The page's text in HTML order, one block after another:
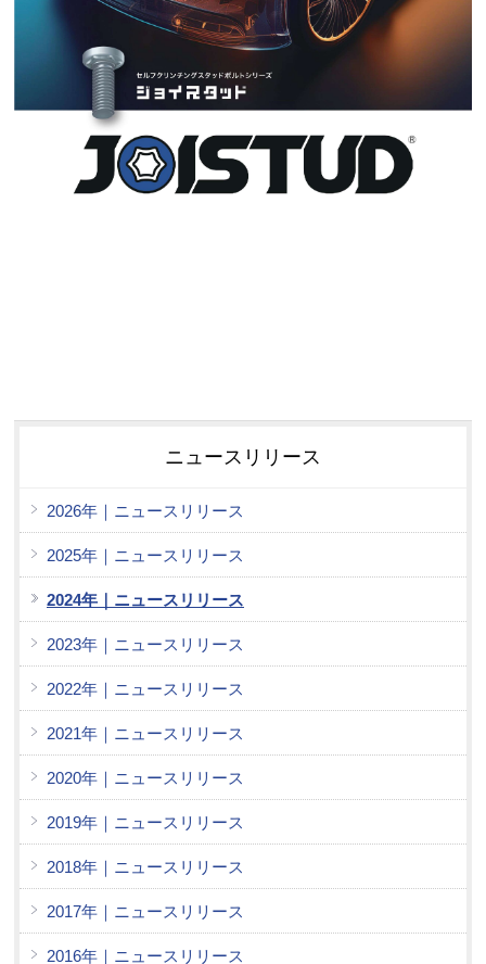
ニュースリリース
2026年｜ニュースリリース
2025年｜ニュースリリース
2024年｜ニュースリリース
2023年｜ニュースリリース
2022年｜ニュースリリース
2021年｜ニュースリリース
2020年｜ニュースリリース
2019年｜ニュースリリース
2018年｜ニュースリリース
2017年｜ニュースリリース
2016年｜ニュースリリース